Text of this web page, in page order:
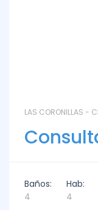
LAS CORONILLAS
Baños:
4
Hab:
4